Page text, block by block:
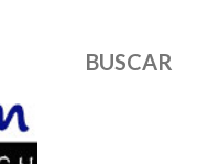
BUSCAR